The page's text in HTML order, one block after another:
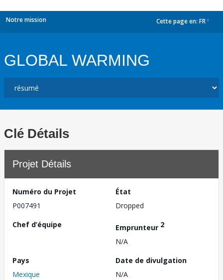
Notre mission Cette page en: FR
GLOBAL WARMING
Clé Détails
Projet Détails
Numéro du Projet
P007491
État
Dropped
Chef d’équipe
Emprunteur 2
N/A
Pays
Mexique
Date de divulgation
N/A